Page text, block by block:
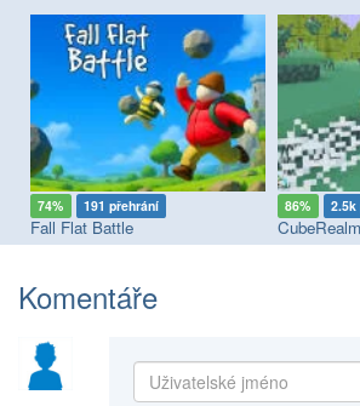
74% 191 přehrání
Fall Flat Battle
86% 2.5k
Komentáře